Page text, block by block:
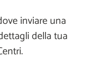
inviare una
della tua